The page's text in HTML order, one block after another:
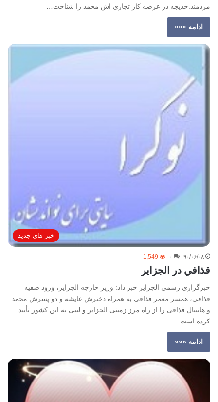
مردمند.خدیجه در عرصه کار تجاری اش محمد را شناخت…
ادامه »»»
خبر های جدید
۹۰/۰۶/۰۸ ۰ 1,549
قذافي در الجزاير
خبرگزاری رسمی الجزایر خبر داد: وزیر خارجه الجزایر، ورود صفیه
قذافی، همسر معمر قذافی به همراه دخترش عایشه و دو پسرش محمد
و هانیبال قذافی را از راه مرز زمینی الجزایر و لیبی به این کشور تأیید
کرده است.
ادامه »»»